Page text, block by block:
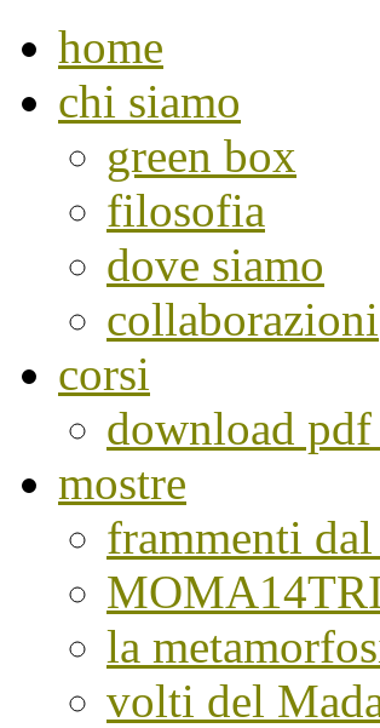
home
chi siamo
green box
filosofia
dove siamo
collaborazioni
corsi
download
mostre
frammenti
la
volti del